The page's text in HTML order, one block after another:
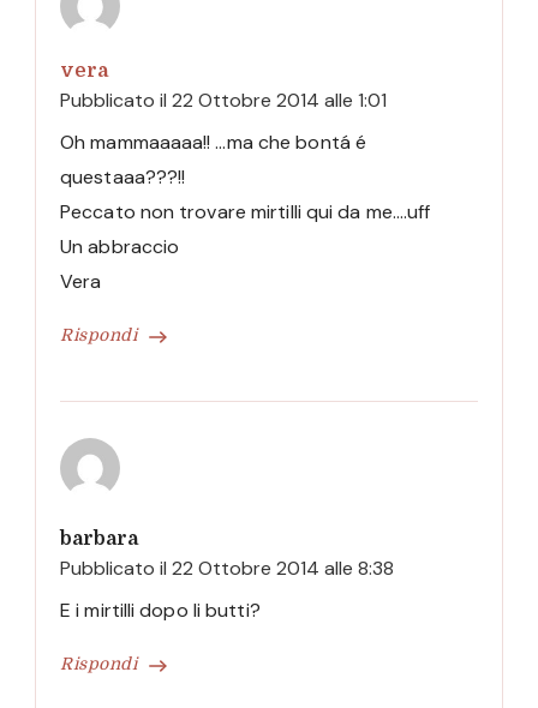
vera
Pubblicato il 22 Ottobre 2014 alle 1:01
Rispondi
Oh mammaaaaa!! …ma che bontá é
questaaa???!!
Peccato non trovare mirtilli qui da me….uff
Un abbraccio
Vera
barbara
Pubblicato il 22 Ottobre 2014 alle 8:38
Rispondi
E i mirtilli dopo li butti?